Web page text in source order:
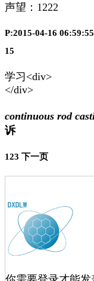
声望： 1222
P:2015-04-16 06:59:55
15
学习<div>
</div>
continuous rod
诉
123 下一页